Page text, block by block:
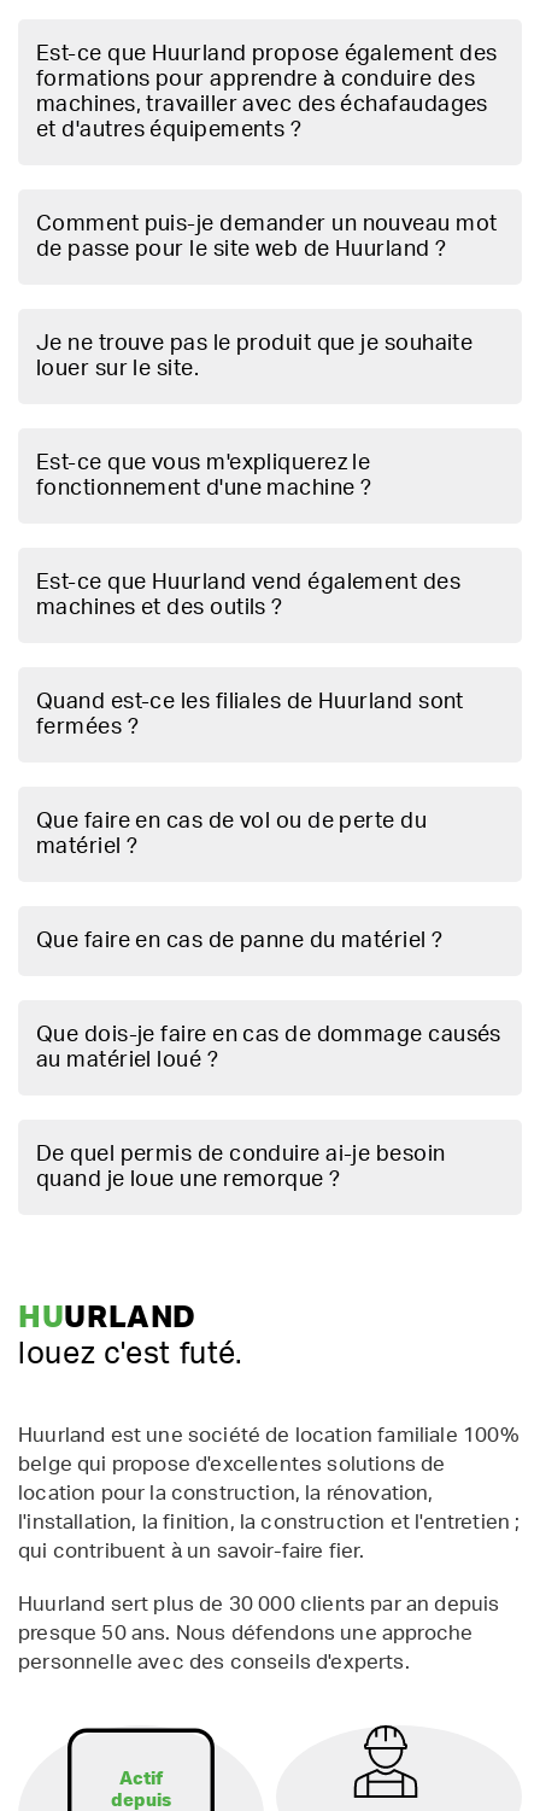
Est-ce que Huurland propose également des
formations pour apprendre à conduire des
machines, travailler avec des échafaudages
et d'autres équipements ?
Comment puis-je demander un nouveau mot
de passe pour le site web de Huurland ?
Je ne trouve pas le produit que je souhaite
louer sur le site.
Est-ce que vous m'expliquerez le
fonctionnement d'une machine ?
Est-ce que Huurland vend également des
machines et des outils ?
Quand est-ce les filiales de Huurland sont
fermées ?
Que faire en cas de vol ou de perte du
matériel ?
Que faire en cas de panne du matériel ?
Que dois-je faire en cas de dommage causés
au matériel loué ?
De quel permis de conduire ai-je besoin
quand je loue une remorque ?
HUURLAND
louez c'est futé.
Huurland est une société de location familiale 100%
belge qui propose d'excellentes solutions de
location pour la construction, la rénovation,
l'installation, la finition, la construction et l'entretien ;
qui contribuent à un savoir-faire fier.
Huurland sert plus de 30 000 clients par an depuis
presque 50 ans. Nous défendons une approche
personnelle avec des conseils d'experts.
Actif
depuis